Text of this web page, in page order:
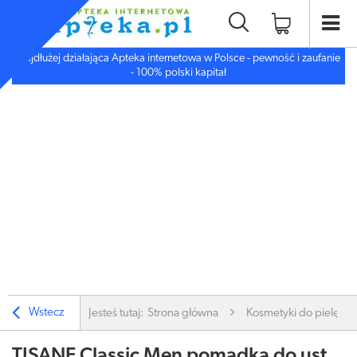
Najdłużej działająca Apteka internetowa w Polsce - pewność i zaufanie
- 100% polski kapitał
Wstecz Jesteś tutaj: Strona główna Kosmetyki do